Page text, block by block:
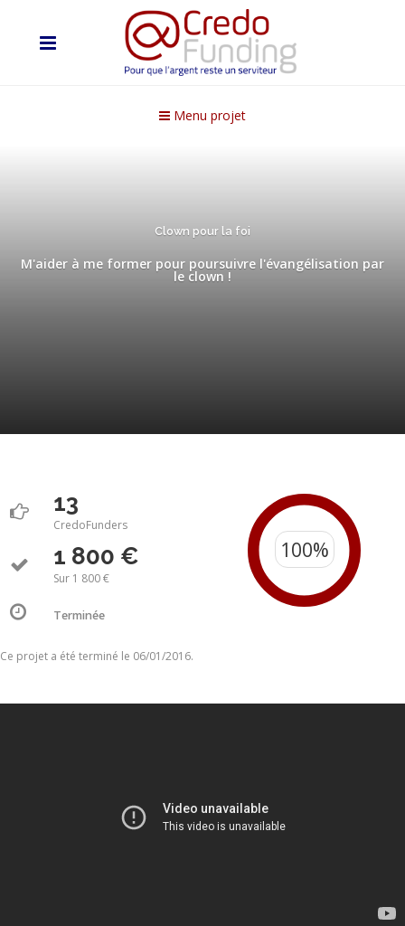
Menu projet
Clown pour la foi
M'aider à me former pour poursuivre l'évangélisation par
le clown !
13
CredoFunders
1 800 €
Sur 1 800 €
Terminée
Ce projet a été terminé le 06/01/2016.